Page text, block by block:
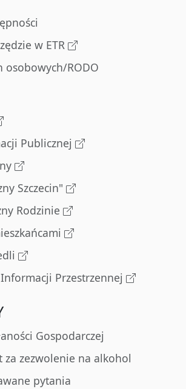
w ETR
osobowych/RODO
Publicznej
Szczecin"
Rodzinie
Przestrzennej
Gospodarczej
za zezwolenie na alkohol
pytania